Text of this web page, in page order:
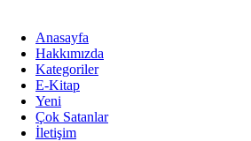
Anasayfa
Hakkımızda
Kategoriler
E-Kitap
Yeni
Çok Satanlar
İletişim